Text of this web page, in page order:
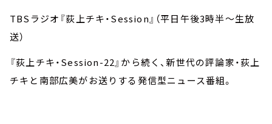
TBSラジオ『荻上チキ・Session』（平日午後3時半～生放
送）
『荻上チキ・Session-22』から続く、新世代の評論家・荻上
チキと南部広美がお送りする発信型ニュース番組。